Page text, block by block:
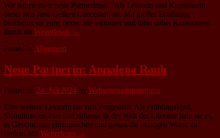
Wir haben zwei neue Partnerinnen: Als Lektorin und Korrektorin
bietet sich Jana Gelleni Cancellaro an. Mit großer Erfahrung
bearbeitet sie eure Texte. Sie lektoriert und führt dabei Korrekturen
durch als Weiterlesen →
Posted in Allgemein
Neue Partnerin: Annalena Rauh
Posted on 24. Juli 2024 by Webseitenadministrator
Eine weitere Lektorin hat sich vorgestellt. Als Frühlingskind,
Skandinavien-Fan und zuhause in der Welt der Literatur liebt sie es,
in Geschichten einzutauchen und genau die richtigen Worte zu
finden. Mit Weiterlesen →